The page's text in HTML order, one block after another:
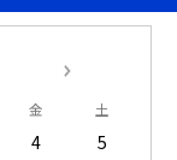
金 土
4
5